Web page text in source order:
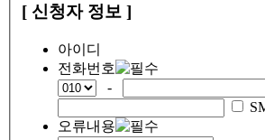
[ 신청자 정보 ]
아이디
전화번호
-
오류내용